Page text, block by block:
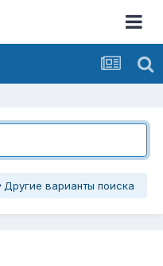
Другие варианты поиска